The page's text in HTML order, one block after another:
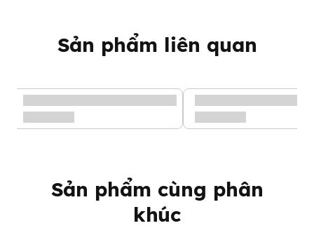
Sản phẩm liên quan
Sản phẩm cùng phân
khúc